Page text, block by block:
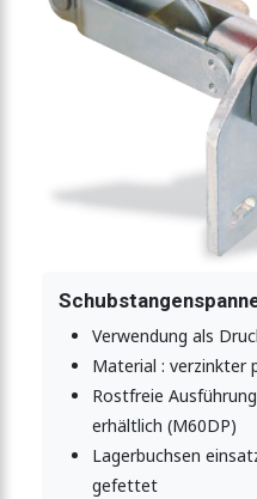
Verwendung als
Material : verzinkter
Rostfreie
erhältlich (M60DP)
Lagerbuchsen
gefettet